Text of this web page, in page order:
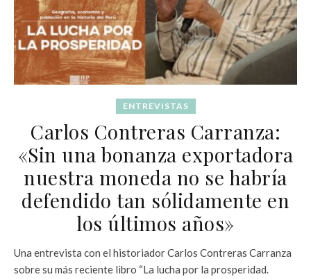
ENTREVISTAS
Carlos Contreras Carranza:
«Sin una bonanza exportadora
nuestra moneda no se habría
defendido tan sólidamente en
los últimos años»
Una entrevista con el historiador Carlos Contreras Carranza
sobre su más reciente libro “La lucha por la prosperidad.